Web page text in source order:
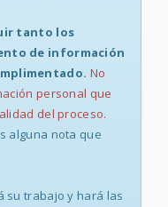
tanto los
de información
No
personal que
del proceso.
alguna nota que
su trabajo y hará las